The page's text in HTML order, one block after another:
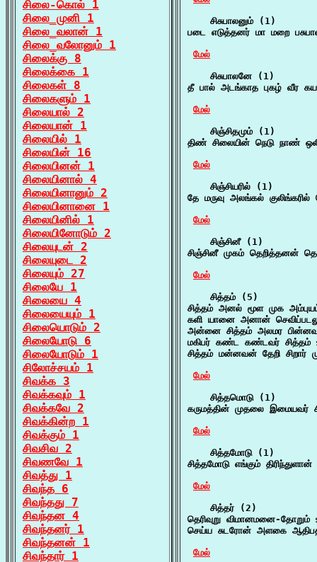
சிலை-கொல் 1
சிலை_முனி 1
சிலை_வலான் 1
சிலை_வலோனும் 1
சிலைக்கு 8
சிலைக்கை 1
சிலைகள் 8
சிலைகளும் 1
சிலையால் 2
சிலையான் 1
சிலையில் 1
சிலையின் 16
சிலையினன் 1
சிலையினால் 4
சிலையினானும் 2
சிலையினானை 1
சிலையினில் 1
சிலையினோடும் 2
சிலையுடன் 2
சிலையுடை 2
சிலையும் 27
சிலையே 1
சிலையை 4
சிலையையும் 1
சிலையொடும் 2
சிலையோடு 6
சிலையோடும் 1
சிலோச்சயம் 1
சிவக்க 3
சிவக்கவும் 1
சிவக்கவே 2
சிவக்கின்ற 1
சிவக்கும் 1
சிவசிவ 2
சிவணவே 1
சிவத்து 1
சிவந்த 6
சிவந்தது 7
சிவந்தன 4
சிவந்தனர் 1
சிவந்தனன் 1
சிவந்தார் 1
    சிசுபாலனும் (1)
படை எடுத்தனர் மா மறை
மேல்
    சிசுபாலனே (1)
தீ பால் அடங்காத புகழ் வீர
மேல்
    சிஞ்சிதமும் (1)
திண் சிலையின் நெடு நாண்
மேல்
    சிஞ்சியரில் (1)
தே மருவு அலங்கல் குலிங்கரில்
மேல்
    சிஞ்சினீ (1)
சிஞ்சினீ முகம் தெறித்தனன்
மேல்
    சித்தம் (5)
சித்தம் அனல் மூள முக
களி யானை அனான்
அன்னை சித்தம் அலமர
மகிபர் கண்ட கண்டவர் சித்தம்
சித்தம் மன்னவன் தேறி சிறார்
மேல்
    சித்தமொடு (1)
கருமத்தின் முதலை இமையவர்
மேல்
    சித்தமோடு (1)
சித்தமோடு எங்கும்
மேல்
    சித்தர் (2)
தெரிவுறு விமானமனை-
செய்ய சுடரோன் அளகை
மேல்